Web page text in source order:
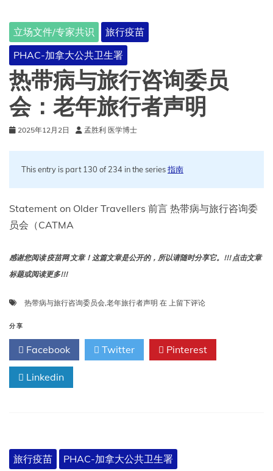
立场文件/专家共识
旅行疫苗
PHAC-加拿大公共卫生署
热带病与旅行咨询委员
会：老年旅行者声明
2025年12月2日 孟胜利 医学博士
This entry is part 130 of 234 in the series指南
Statement on Older Travellers 前言 热带病与旅行咨询委
员会（CATMA
感谢您阅读 疫苗网 文章！这篇文章是公开的，所以请随时分享它。!!! 点击文章
标题或阅读更多!!!
热带病与旅行咨询委员会,老年旅行者声明 在 热
与
旅
行
年
旅
上留下评论
分享
Facebook Twitter Pinterest
Linkedin
旅行疫苗 PHAC-加拿大公共卫生署